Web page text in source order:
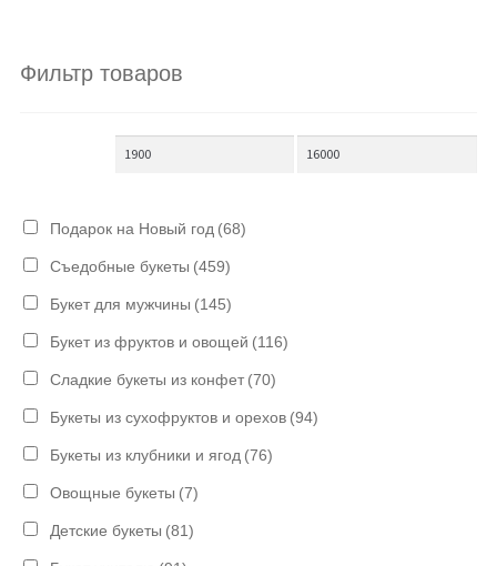
Фильтр товаров
Подарок на Новый год (68)
Съедобные букеты (459)
Букет для мужчины (145)
Букет из фруктов и овощей (116)
Сладкие букеты из конфет (70)
Букеты из сухофруктов и орехов (94)
Букеты из клубники и ягод (76)
Овощные букеты (7)
Детские букеты (81)